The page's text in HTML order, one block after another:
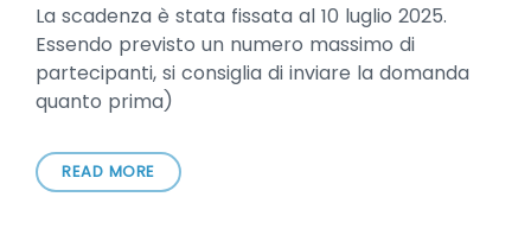
La scadenza è stata fissata al 10 luglio 2025.
Essendo previsto un numero massimo di
partecipanti, si consiglia di inviare la domanda
quanto prima)
READ MORE